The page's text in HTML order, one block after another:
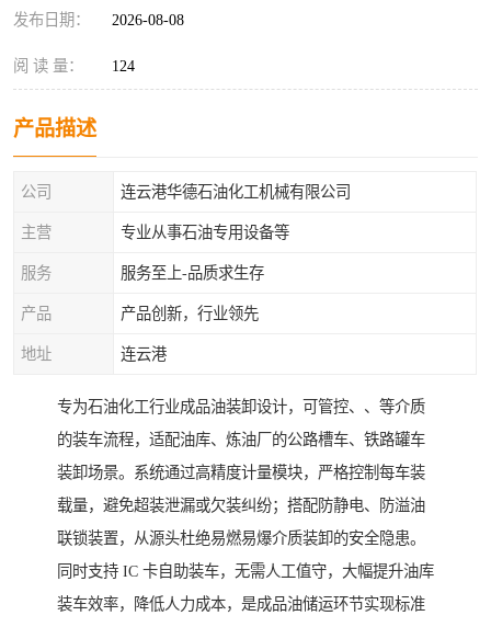
发布日期： 2026-08-08
阅 读 量： 124
产品描述
公司 连云港华德石油化工机械有限公司
主营 专业从事石油专用设备等
服务 服务至上-品质求生存
产品 产品创新，行业领先
地址 连云港
专为石油化工行业成品油装卸设计，可管控、、等介质
的装车流程，适配油库、炼油厂的公路槽车、铁路罐车
装卸场景。系统通过高精度计量模块，严格控制每车装
载量，避免超装泄漏或欠装纠纷；搭配防静电、防溢油
联锁装置，从源头杜绝易燃易爆介质装卸的安全隐患。
同时支持 IC 卡自助装车，无需人工值守，大幅提升油库
装车效率，降低人力成本，是成品油储运环节实现标准